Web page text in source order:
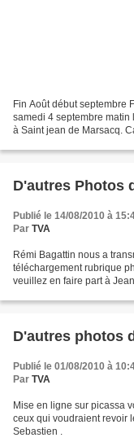
Fin Août début septembre
samedi 4 septembre matin
à Saint jean de Marsacq.
D'autres Photos
Publié le 14/08/2010 à
Par TVA
Rémi Bagattin nous a
téléchargement rubrique
veuillez en faire part à
D'autres photos
Publié le 01/08/2010 à
Par TVA
Mise en ligne sur picassa
ceux qui voudraient revoir
Sebastien .